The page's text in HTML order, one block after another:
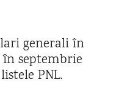
generali în
septembrie
PNL.